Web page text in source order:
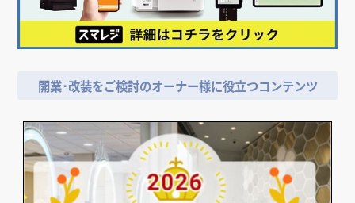
開業･改装をご検討のオーナー様に役立つコンテンツ